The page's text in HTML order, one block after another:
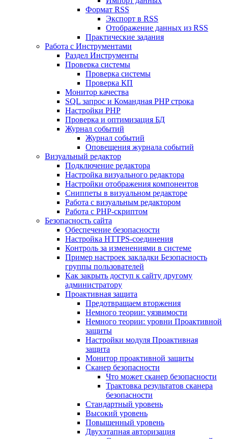
Формат RSS
Экспорт в RSS
Отображение данных из RSS
Практические задания
Работа с Инструментами
Раздел Инструменты
Проверка системы
Проверка системы
Проверка КП
Монитор качества
SQL запрос и Командная PHP строка
Настройки PHP
Проверка и оптимизация БД
Журнал событий
Журнал событий
Оповещения журнала событий
Визуальный редактор
Подключение редактора
Настройка визуального редактора
Настройки отображения компонентов
Сниппеты в визуальном редакторе
Работа с визуальным редактором
Работа с PHP-скриптом
Безопасность сайта
Обеспечение безопасности
Настройка HTTPS-соединения
Контроль за изменениями в системе
Пример настроек закладки Безопасность
группы пользователей
Как закрыть доступ к сайту другому
администратору
Проактивная защита
Предотвращаем вторжения
Немного теории: уязвимости
Немного теории: уровни Проактивной
защиты
Настройки модуля Проактивная
защита
Монитор проактивной защиты
Сканер безопасности
Что может сканер безопасности
Трактовка результатов сканера
безопасности
Стандартный уровень
Высокий уровень
Повышенный уровень
Двухэтапная авторизация